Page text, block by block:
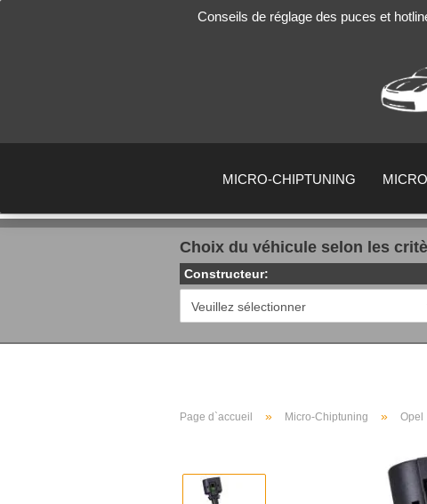
Conseils de réglage des puces et
MICRO-CHIPTUNING
Choix du véhicule selon les
Constructeur:
Page d`accueil » Micro-Chiptuning » Opel